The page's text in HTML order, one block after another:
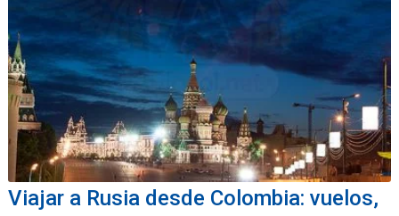
Viajar a Rusia desde Colombia: vuelos,